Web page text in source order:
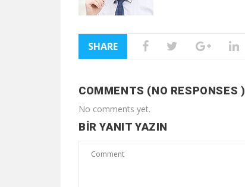
SHARE
COMMENTS (NO RESPONSES )
No comments yet.
BIR YANIT YAZIN